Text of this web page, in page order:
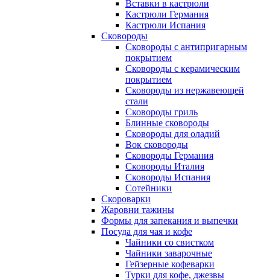
Вставки в кастрюли
Кастрюли Германия
Кастрюли Испания
Сковороды
Сковороды с антипригарным
покрытием
Сковороды с керамическим
покрытием
Сковороды из нержавеющей
стали
Сковороды гриль
Блинные сковороды
Сковороды для оладий
Вок сковороды
Сковороды Германия
Сковороды Италия
Сковороды Испания
Сотейники
Скороварки
Жаровни тажины
Формы для запекания и выпечки
Посуда для чая и кофе
Чайники со свистком
Чайники заварочные
Гейзерные кофеварки
Турки для кофе, джезвы